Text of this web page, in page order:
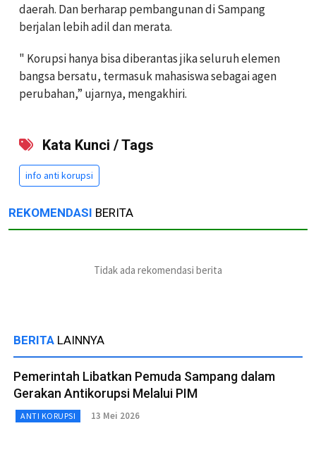
daerah. Dan berharap pembangunan di Sampang
berjalan lebih adil dan merata.
" Korupsi hanya bisa diberantas jika seluruh elemen
bangsa bersatu, termasuk mahasiswa sebagai agen
perubahan,” ujarnya, mengakhiri.
Kata Kunci / Tags
info anti korupsi
REKOMENDASI BERITA
Tidak ada rekomendasi berita
BERITA LAINNYA
Pemerintah Libatkan Pemuda Sampang dalam
Gerakan Antikorupsi Melalui PIM
ANTI KORUPSI 13 Mei 2026